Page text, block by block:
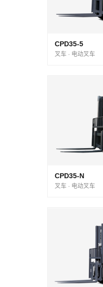
CPD35-5
叉车 · 电动叉车
CPD35-N
叉车 · 电动叉车